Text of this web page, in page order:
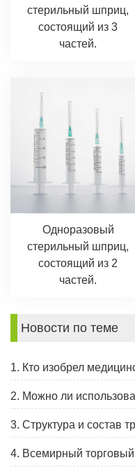
стерильный шприц,
состоящий из 3
частей.
Одноразовый
стерильный шприц,
состоящий из 2
частей.
Новости по теме
3. Структура и состав